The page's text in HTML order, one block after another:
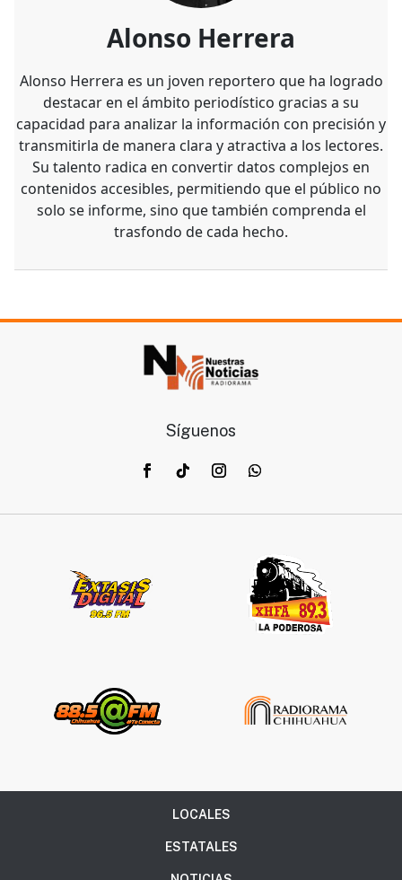
Alonso Herrera
Alonso Herrera es un joven reportero que ha logrado
destacar en el ámbito periodístico gracias a su
capacidad para analizar la información con precisión y
transmitirla de manera clara y atractiva a los lectores.
Su talento radica en convertir datos complejos en
contenidos accesibles, permitiendo que el público no
solo se informe, sino que también comprenda el
trasfondo de cada hecho.
Síguenos
LOCALES
ESTATALES